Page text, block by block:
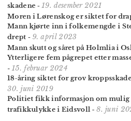
skadene -19. desember 2021
Moren i Lørenskog er siktet for
Mann kjørte inn i folkemengde i
drept - 9. april 2023
Mann skutt og såret på Holmlia i
Ytterligere fem pågrepet etter
- 15. februar 2024
18-åring siktet for grov
30. juni 2019
Politiet fikk informasjon om mulig
trafikkulykke i Eidsvoll -8. juni